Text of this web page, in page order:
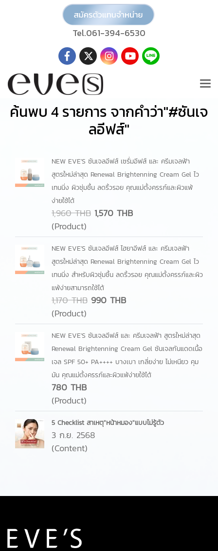
Tel.061-394-6530
ค้นพบ 4 รายการ จากคำว่า"#ซันเจ
ลอีฟส์"
NEW EVE'S ซันเจลอีฟส์ เซรั่มอีฟส์ และ ครีมเจลฟ้า
สูตรใหม่ล่าสุด Renewal Brightenning Cream Gel ไว
เทนนิ่ง ผิวชุ่มชื้น ลดริ้วรอย คุณแม่ตั้งครรภ์และผิวแพ้
ง่ายใช้ได้
1,960 THB 1,570 THB
(Product)
NEW EVE'S ซันเจลอีฟส์ ไฮยาอีฟส์ และ ครีมเจลฟ้า
สูตรใหม่ล่าสุด Renewal Brightenning Cream Gel ไว
เทนนิ่ง สำหรับผิวชุ่มชื้น ลดริ้วรอย คุณแม่ตั้งครรภ์และผิว
แพ้ง่ายสามารถใช้ได้
1,170 THB 990 THB
(Product)
NEW EVE'S ซันเจลอีฟส์ และ ครีมเจลฟ้า สูตรใหม่ล่าสุด
Renewal Brightenning Cream Gel ซันเจลกันแดดเนื้อ
เจล SPF 50+ PA++++ บางเบา เกลี่ยง่าย ไม่เหนียว คุม
มัน คุณแม่ตั้งครรภ์และผิวแพ้ง่ายใช้ได้
780 THB
(Product)
5 Checklist สาเหตุ"หน้าหมอง"แบบไม่รู้ตัว
3 ก.ย. 2568
(Content)